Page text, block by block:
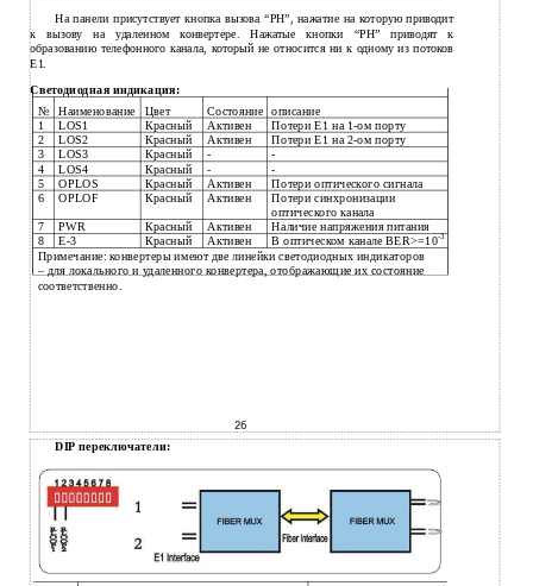
На панели присутствует кнопка вызова “PH”, нажатие на которую приводит
к вызову на удаленном конвертере. Нажатые кнопки “PH” приводят к
образованию телефонного канала, который не относится ни к одному из потоков
Е1.
Светодиодная индикация:
№ Наименование Цвет Состояние
описание
1
LOS1 Красный Активен
Потери E1 на 1-ом порту
2
LOS2 Красный Активен
Потери E1 на 2-ом порту
3
LOS3 Красный -
-
4
LOS4 Красный -
-
5
OPLOS Красный Активен Потери оптического сигнала
6 OPLOF Красный Активен Потери синхронизации
оптического канала
7
PWR Красный Активен
Наличие напряжения питания
8
E-3 Красный Активен В оптическом канале BER>=10-3
Примечание: конвертеры имеют две линейки светодиодных индикаторов
– для локального и удаленного конвертера, отображающие их состояние
соответственно.
26
DIP переключатели: